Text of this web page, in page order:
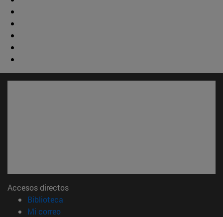
Accesos directos
Biblioteca
Mi correo(abre en nueva ventana)